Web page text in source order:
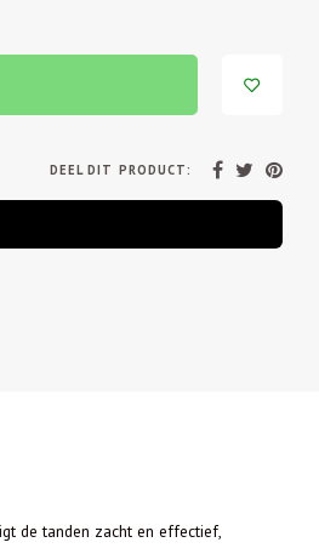
DEEL DIT PRODUCT:
de tanden zacht en effectief,